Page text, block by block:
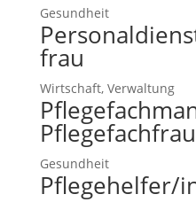
Gesundheit
frau
Wirtschaft, Verwaltung
Pflegefachfrau
Gesundheit
Pflegehelfer/